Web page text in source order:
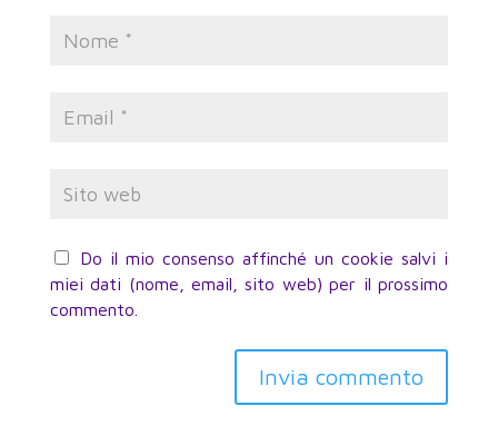
Do il mio consenso affinché un cookie salvi i
miei dati (nome, email, sito web) per il prossimo
commento.